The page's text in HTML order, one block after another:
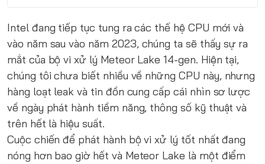
Intelđang tiếp tục tung ra các thế hệ CPU mới và
vào năm sau vào năm 2023, chúng ta sẽ thấy sự ra
mắt của bộ vi xử lý Meteor Lake 14-gen. Hiện tại,
chúng tôi chưa biết nhiều về những CPU này, nhưng
hàng loạt leak và tin đồn cung cấp cái nhìn sơ lược
về ngày phát hành tiềm năng, thông số kỹ thuật và
trên hết là hiệu suất.
Cuộc chiến để phát hành bộ vi xử lý tốt nhất đang
nóng hơn bao giờ hết và Meteor Lake là một điểm